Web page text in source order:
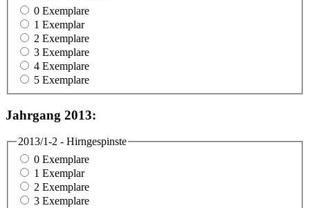
0 Exemplare
1 Exemplar
2 Exemplare
3 Exemplare
4 Exemplare
5 Exemplare
Jahrgang 2013:
2013/1-2 - Hirngespinste
0 Exemplare
1 Exemplar
2 Exemplare
3 Exemplare